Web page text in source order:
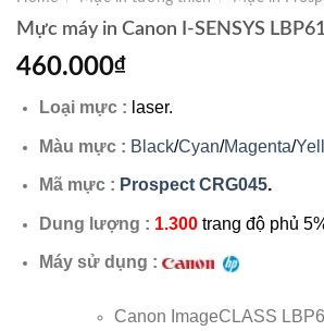
Mực máy in Canon I-SENSYS
460.000₫
Loại mực : laser.
Màu mực : Black/Cyan/Magenta/
Mã mực : Prospect CRG045.
Dung lượng : 1.300 trang độ phủ
Máy sử dụng :
Canon ImageCLASS